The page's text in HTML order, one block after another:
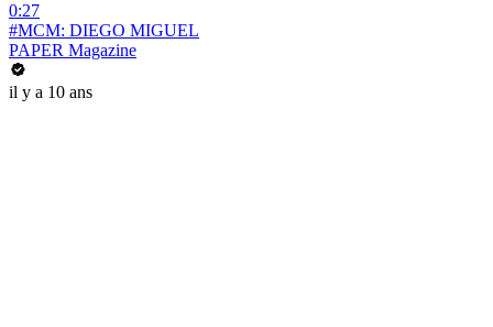
0:27
#MCM: DIEGO MIGUEL
PAPER Magazine
il y a 10 ans